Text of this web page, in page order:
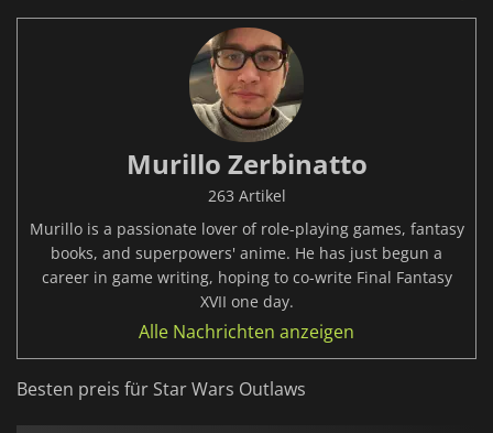
Murillo Zerbinatto
263 Artikel
Murillo is a passionate lover of role-playing games, fantasy
books, and superpowers' anime. He has just begun a
career in game writing, hoping to co-write Final Fantasy
XVII one day.
Alle Nachrichten anzeigen
Besten preis für Star Wars Outlaws